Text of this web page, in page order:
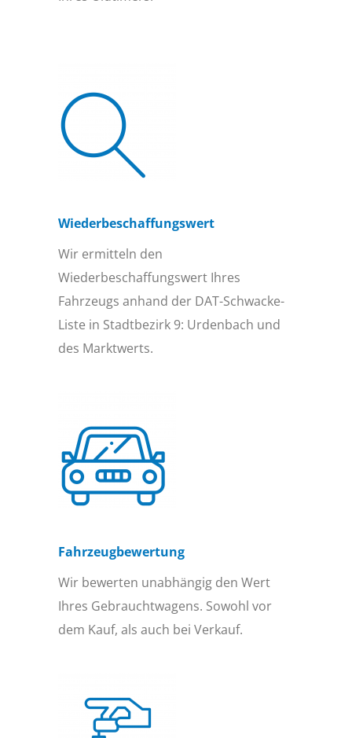
Wiederbeschaffungs­wert
Wir ermitteln den
Wiederbeschaffungswert Ihres
Fahrzeugs anhand der DAT-Schwacke-
Liste in Stadtbezirk 9: Urdenbach und
des Marktwerts.
Fahrzeugbewertung
Wir bewerten unabhängig den Wert
Ihres Gebrauchtwagens. Sowohl vor
dem Kauf, als auch bei Verkauf.